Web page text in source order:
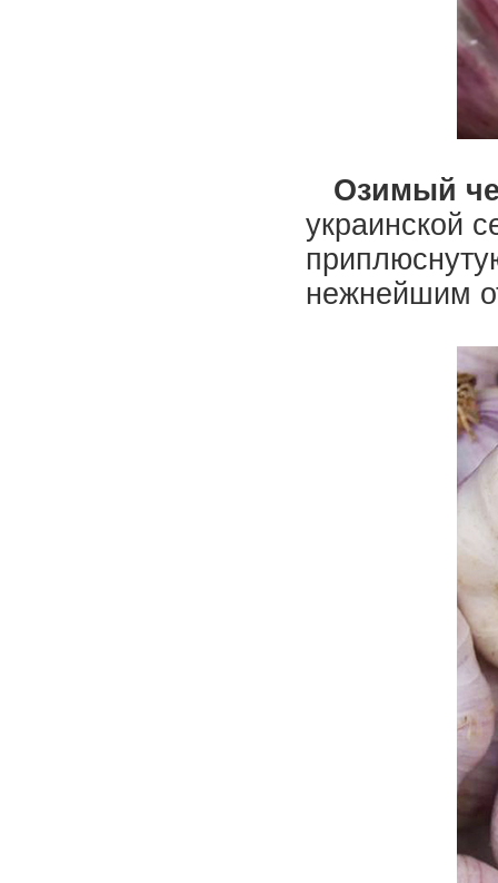
Озимый
украинской
нежнейшим